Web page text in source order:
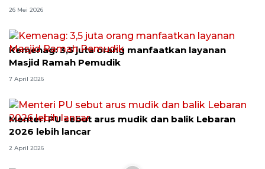
26 Mei 2026
Kemenag: 3,5 juta orang manfaatkan layanan
Masjid Ramah Pemudik
7 April 2026
Menteri PU sebut arus mudik dan balik Lebaran
2026 lebih lancar
2 April 2026